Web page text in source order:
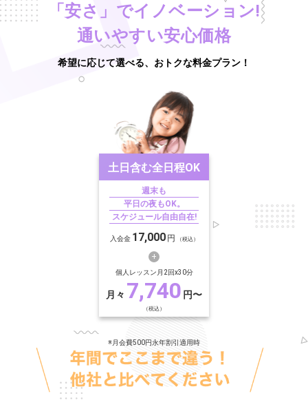
「安さ」でイノベーション!
通いやすい安心価格
希望に応じて選べる、おトクな料金プラン！
土日含む全日程OK
週末も
平日の夜もOK。
スケジュール自由自在!
入会金 17,000 円 （税込）
個人レッスン月2回x30分
月々 7,740 円〜
（税込）
※月会費500円永年割引適用時